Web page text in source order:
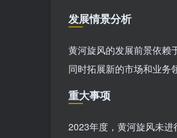
发展情景分析
黄河旋风的发展前景依赖
同时拓展新的市场和业务
重大事项
2023年度，黄河旋风未